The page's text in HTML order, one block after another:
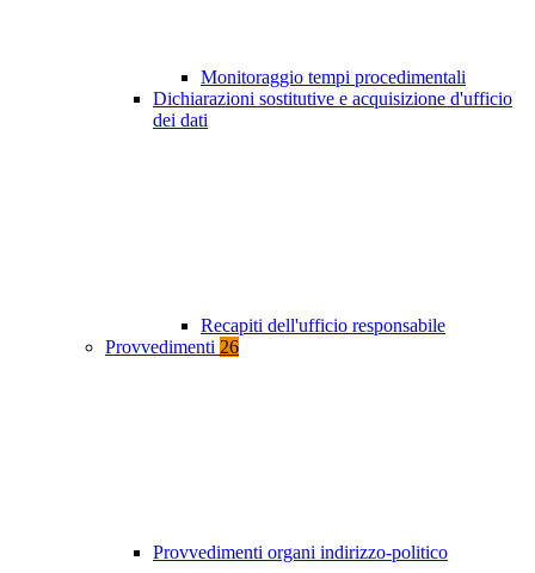
Monitoraggio tempi procedimentali
Dichiarazioni sostitutive e acquisizione d'ufficio
dei dati
Recapiti dell'ufficio responsabile
Provvedimenti 26
Provvedimenti organi indirizzo-politico